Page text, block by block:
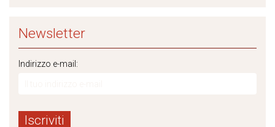
Newsletter
Indirizzo e-mail: